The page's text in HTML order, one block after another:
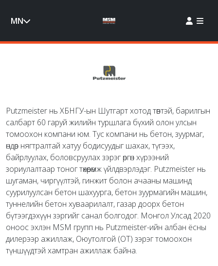
MN
Putzmeister нь ХБНГУ-ын Шутгарт хотод төвтэй, барилгын
салбарт 60 гаруй жилийн туршлага бүхий олон улсын
томоохон компани юм. Тус компани нь бетон, зуурмаг,
өндөр нягтралтай хатуу бодисуудыг шахах, түгээх,
байрлуулах, боловсруулах зэрэг өргөн хүрээний
зориулалтаар тоног төхөөрөмж үйлдвэрлэдэг. Putzmeister нь
шугаман, чиргүүлтэй, гинжит болон ачааны машинд
суурилуулсан бетон шахуурга, бетон зуурмагийн машин,
туннелийн бетон хуваарилалт, газар доорх бетон
бүтээгдэхүүн зэргийг санал болгодог. Монгол Улсад 2020
оноос эхлэн MSM групп нь Putzmeister-ийн албан ёсны
дилерээр ажиллаж, Оюутолгой (ОТ) зэрэг томоохон
түншүүдтэй хамтран ажиллаж байна.